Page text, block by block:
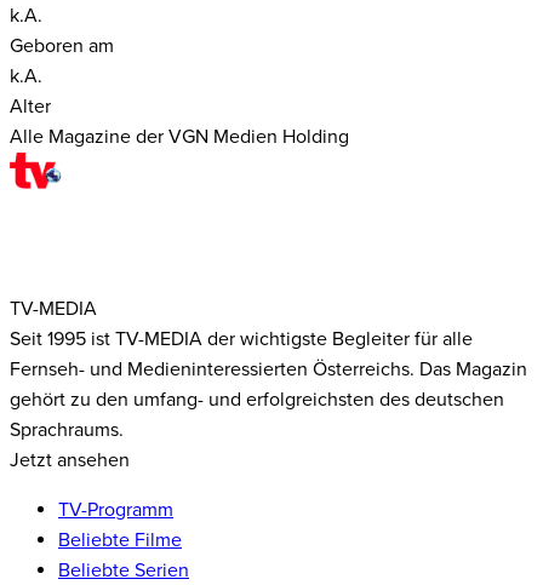
k.A.
Geboren am
k.A.
Alter
Alle Magazine der VGN Medien Holding
TV-MEDIA
Seit 1995 ist TV-MEDIA der wichtigste Begleiter für alle
Fernseh- und Medieninteressierten Österreichs. Das Magazin
gehört zu den umfang- und erfolgreichsten des deutschen
Sprachraums.
Jetzt ansehen
TV-Programm
Beliebte Filme
Beliebte Serien